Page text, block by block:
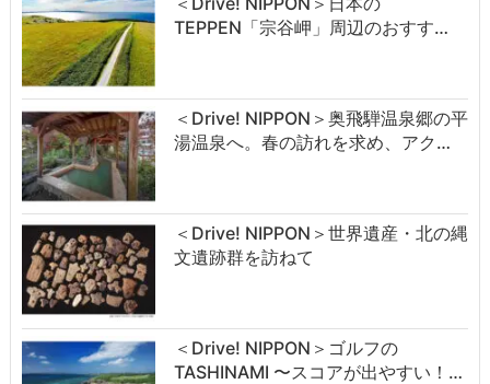
TEPPEN「宗谷岬」周辺のおすす…
＜Drive! NIPPON＞奥飛騨温泉郷の平
湯温泉へ。春の訪れを求め、アク…
＜Drive! NIPPON＞世界遺産・北の縄
文遺跡群を訪ねて
＜Drive! NIPPON＞ゴルフの
TASHINAMI 〜スコアが出やすい！…